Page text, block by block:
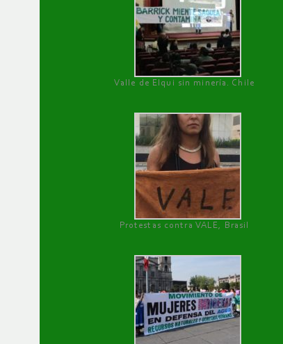
Valle de Elqui sin minería. Chile
Protestas contra VALE, Brasil